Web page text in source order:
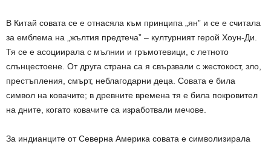
В Китай совата се е отнасяла към принципа „ян” и се е считала
за емблема на „жълтия предтеча” – културният герой Хоун-Ди.
Тя се е асоциирала с мълнии и гръмотевици, с летното
слънцестоене. От друга страна са я свързвали с жестокост, зло,
престъпления, смърт, неблагодарни деца. Совата е била
символ на ковачите; в древните времена тя е била покровител
на дните, когато ковачите са изработвали мечове.
За индианците от Северна Америка совата е символизирала